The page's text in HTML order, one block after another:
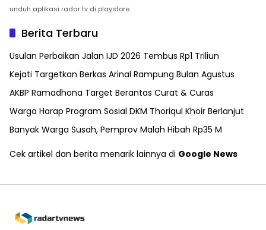
unduh aplikasi radar tv di playstore
Berita Terbaru
Usulan Perbaikan Jalan IJD 2026 Tembus Rp1 Triliun
Kejati Targetkan Berkas Arinal Rampung Bulan Agustus
AKBP Ramadhona Target Berantas Curat & Curas
Warga Harap Program Sosial DKM Thoriqul Khoir Berlanjut
Banyak Warga Susah, Pemprov Malah Hibah Rp35 M
Cek artikel dan berita menarik lainnya di Google News